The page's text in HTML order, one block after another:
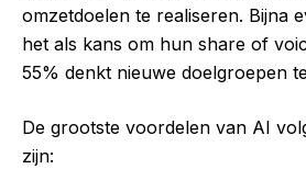
omzetdoelen te realiseren. Bijna
het als kans om hun share of
55% denkt nieuwe doelgroepen
De grootste voordelen van AI
zijn: